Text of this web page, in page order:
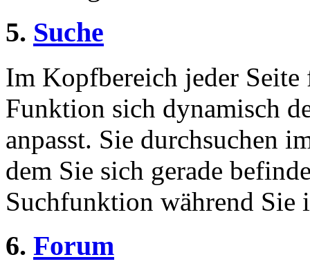
5. Suche
Im Kopfbereich jeder Seite
Funktion sich dynamisch
anpasst. Sie durchsuchen
dem Sie sich gerade
Suchfunktion während Sie
6. Forum